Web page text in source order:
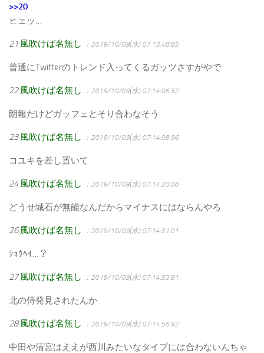
>>20
ヒェッ…
21 風吹けば名無し ：2019/10/09(水) 07:13:48.85
普通にTwitterのトレンド入ってくるガッツさすがやで
22 風吹けば名無し ：2019/10/09(水) 07:14:06.32
朗報だけどガッフェとそり合わなそう
23 風吹けば名無し ：2019/10/09(水) 07:14:08.96
コユキを差し置いて
24 風吹けば名無し ：2019/10/09(水) 07:14:20.08
どうせ城石が無能なんだからマイナスにはならんやろ
26 風吹けば名無し ：2019/10/09(水) 07:14:31.01
ｼｮｳﾍｲ…？
27 風吹けば名無し ：2019/10/09(水) 07:14:53.81
北の侍発見されたんか
28 風吹けば名無し ：2019/10/09(水) 07:14:56.92
中田や清宮はええが西川みたいなタイプには合わないんちゃ